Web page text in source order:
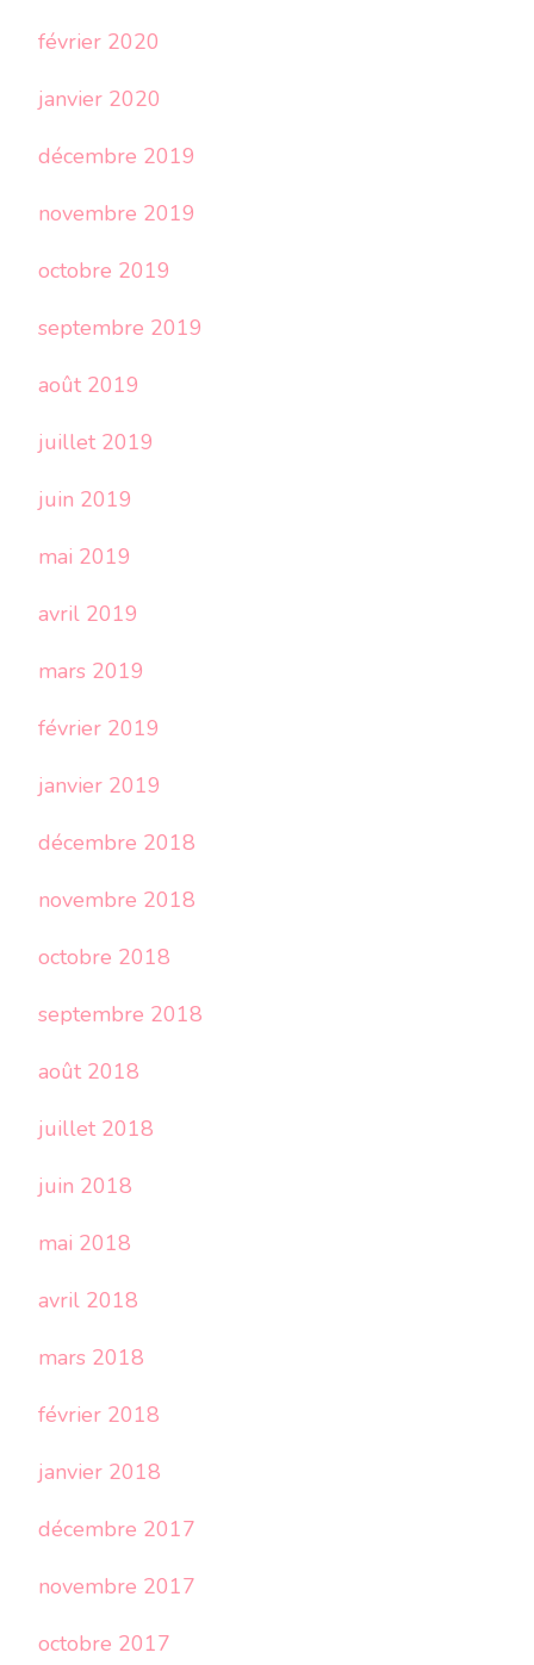
février 2020
janvier 2020
décembre 2019
novembre 2019
octobre 2019
septembre 2019
août 2019
juillet 2019
juin 2019
mai 2019
avril 2019
mars 2019
février 2019
janvier 2019
décembre 2018
novembre 2018
octobre 2018
septembre 2018
août 2018
juillet 2018
juin 2018
mai 2018
avril 2018
mars 2018
février 2018
janvier 2018
décembre 2017
novembre 2017
octobre 2017